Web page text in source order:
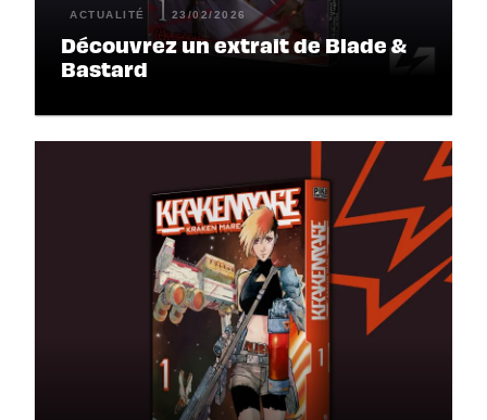
ACTUALITÉ 23/02/2026
Découvrez un extrait de Blade &
Bastard